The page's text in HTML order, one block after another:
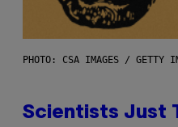
PHOTO: CSA IMAGES / GETTY
Scientists Just